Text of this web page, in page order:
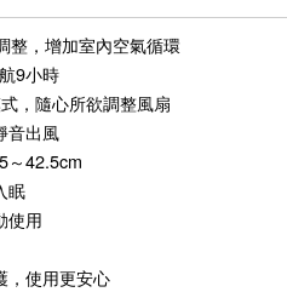
整，增加室內空氣循環
9小時
，隨心所欲調整風扇
音出風
～42.5cm
眠
使用
，使用更安心